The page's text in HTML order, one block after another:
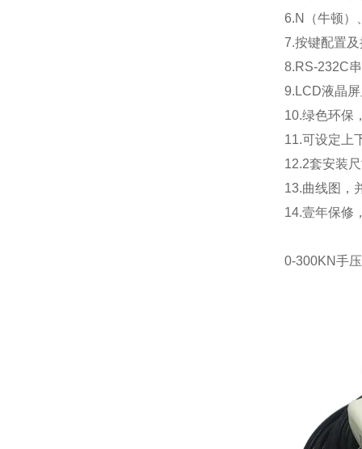
6.N（牛顿）
7.按键配置
8.RS-232C
9.LCD液晶
10.绿色环保
11.可设定上
12.2套安装
13.曲线图，
14.壹年保修
0-300KN手